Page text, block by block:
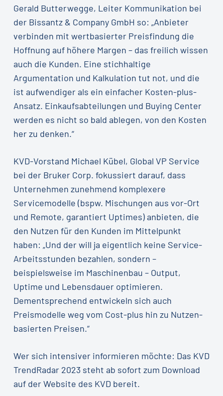
Gerald Butterwegge, Leiter Kommunikation bei
der Bissantz & Company GmbH so: „Anbieter
verbinden mit wertbasierter Preisfindung die
Hoffnung auf höhere Margen – das freilich wissen
auch die Kunden. Eine stichhaltige
Argumentation und Kalkulation tut not, und die
ist aufwendiger als ein einfacher Kosten-plus-
Ansatz. Einkaufsabteilungen und Buying Center
werden es nicht so bald ablegen, von den Kosten
her zu denken.“
KVD-Vorstand Michael Kübel, Global VP Service
bei der Bruker Corp. fokussiert darauf, dass
Unternehmen zunehmend komplexere
Servicemodelle (bspw. Mischungen aus vor-Ort
und Remote, garantiert Uptimes) anbieten, die
den Nutzen für den Kunden im Mittelpunkt
haben: „Und der will ja eigentlich keine Service-
Arbeitsstunden bezahlen, sondern –
beispielsweise im Maschinenbau – Output,
Uptime und Lebensdauer optimieren.
Dementsprechend entwickeln sich auch
Preismodelle weg vom Cost-plus hin zu Nutzen-
basierten Preisen.“
Wer sich intensiver informieren möchte: Das KVD
TrendRadar 2023 steht ab sofort zum Download
auf der Website des KVD bereit.